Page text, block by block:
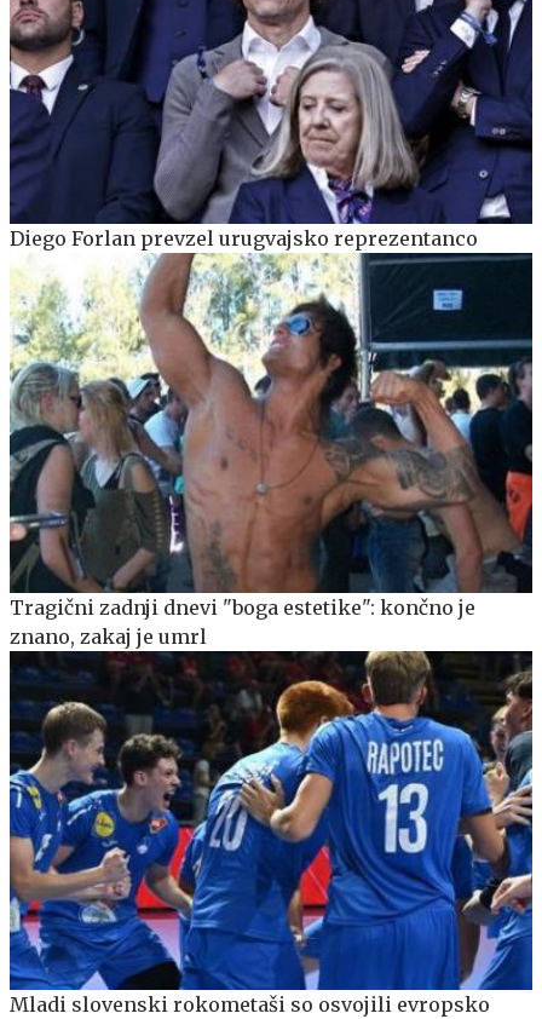
Diego Forlan prevzel urugvajsko reprezentanco
Tragični zadnji dnevi "boga estetike": končno je
znano, zakaj je umrl
Mladi slovenski rokometaši so osvojili evropsko